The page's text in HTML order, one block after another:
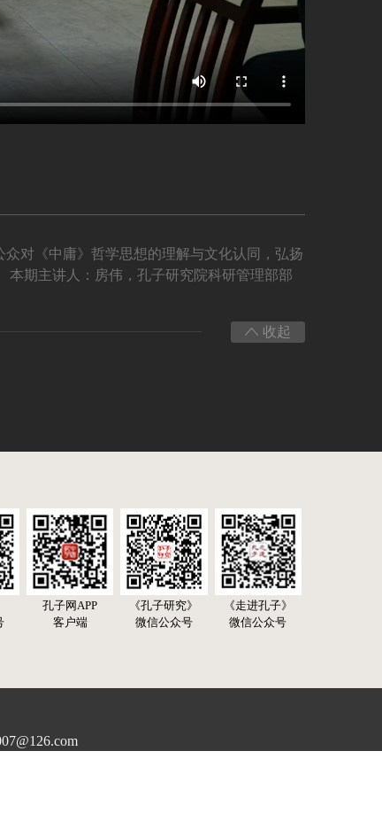
对《中庸》哲学思想的理解与文化认同，弘扬
本期主讲人：房伟，孔子研究院科研管理部部
收起
孔子网APP
客户端
《孔子研究》
微信公众号
《走进孔子》
微信公众号